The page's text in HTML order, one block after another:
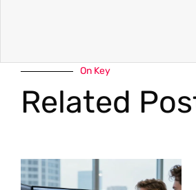
On Key
Related